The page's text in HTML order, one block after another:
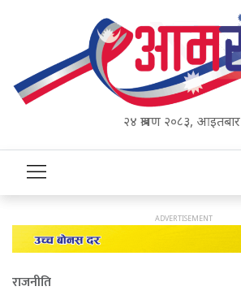
२४ श्रावण २०८३, आइतबार
राजनीति